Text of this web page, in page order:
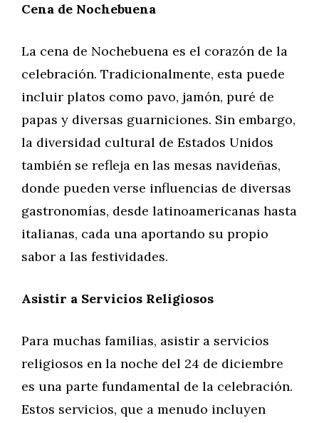
Cena de Nochebuena
La cena de Nochebuena es el corazón de la
celebración. Tradicionalmente, esta puede
incluir platos como pavo, jamón, puré de
papas y diversas guarniciones. Sin embargo,
la diversidad cultural de Estados Unidos
también se refleja en las mesas navideñas,
donde pueden verse influencias de diversas
gastronomías, desde latinoamericanas hasta
italianas, cada una aportando su propio
sabor a las festividades.
Asistir a Servicios Religiosos
Para muchas familias, asistir a servicios
religiosos en la noche del 24 de diciembre
es una parte fundamental de la celebración.
Estos servicios, que a menudo incluyen